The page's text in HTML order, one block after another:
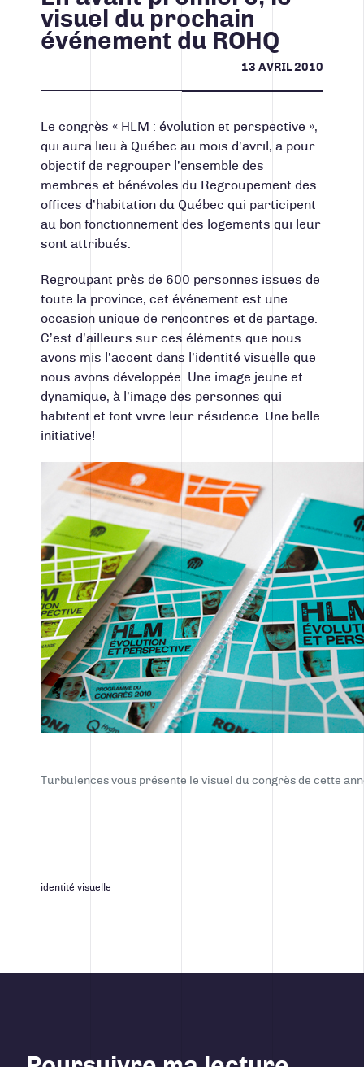
Québec (Québec) G1K 5C2
Canada
CONTACT
visuel du prochain
événement du ROHQ
13 AVRIL 2010
Le congrès « HLM : évolution et perspective »,
qui aura lieu à Québec au mois d’avril, a pour
objectif de regrouper l’ensemble des
membres et bénévoles du Regroupement des
offices d’habitation du Québec qui participent
au bon fonctionnement des logements qui leur
sont attribués.
Regroupant près de 600 personnes issues de
toute la province, cet événement est une
occasion unique de rencontres et de partage.
C’est d’ailleurs sur ces éléments que nous
avons mis l’accent dans l’identité visuelle que
nous avons développée. Une image jeune et
dynamique, à l’image des personnes qui
habitent et font vivre leur résidence. Une belle
initiative!
Turbulences vous présente le visuel du congrès de cette
identité visuelle